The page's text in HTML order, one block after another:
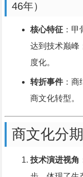
46年）
核心特征：甲
达到技术巅峰
度化。
转折事件：商
商文化转型。
商文化分
技术演进视角